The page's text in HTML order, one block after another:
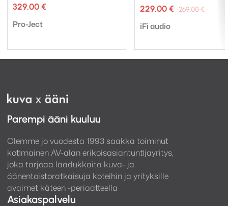
329,00 €
Tuotemerkki:
Pro-Ject
269,00€
229,00 €
Tuotemerkki:
iFi audio
Parempi ääni kuuluu
Olemme jo vuodesta 1993 saakka toiminut
kotimainen AV-alan erikoisasiantuntijayritys,
joka tarjoaa laadukkaita kuva- ja
äänentoistoratkaisuja koteihin ja yrityksille
avaimet käteen -periaatteella
Asiakaspalvelu